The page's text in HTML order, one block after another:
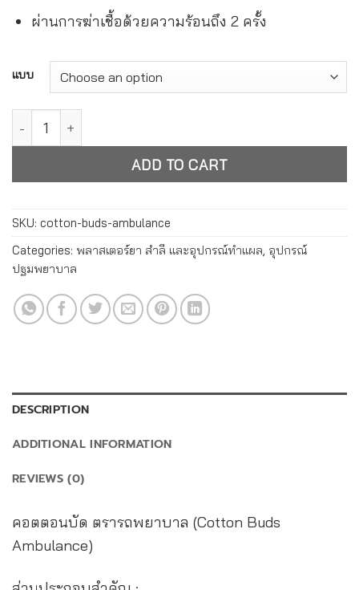
ผ่านการฆ่าเชื้อด้วยความร้อนถึง 2 ครั้ง
แบบ
สำลีก้าน ตรารถพยาบาล Cotton Buds Ambulance quantity
ADD TO CART
Alternative:
SKU: cotton-buds-ambulance
Categories: พลาสเตอร์ยา สำลี และอุปกรณ์ทำแผล, อุปกรณ์
ปฐมพยาบาล
DESCRIPTION
ADDITIONAL INFORMATION
REVIEWS (0)
คอตตอนบัด ตรารถพยาบาล (Cotton Buds
Ambulance)